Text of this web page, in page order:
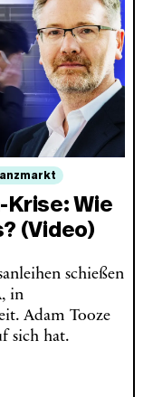
Wie
(Video)
schießen
in
Adam Tooze
sich hat.